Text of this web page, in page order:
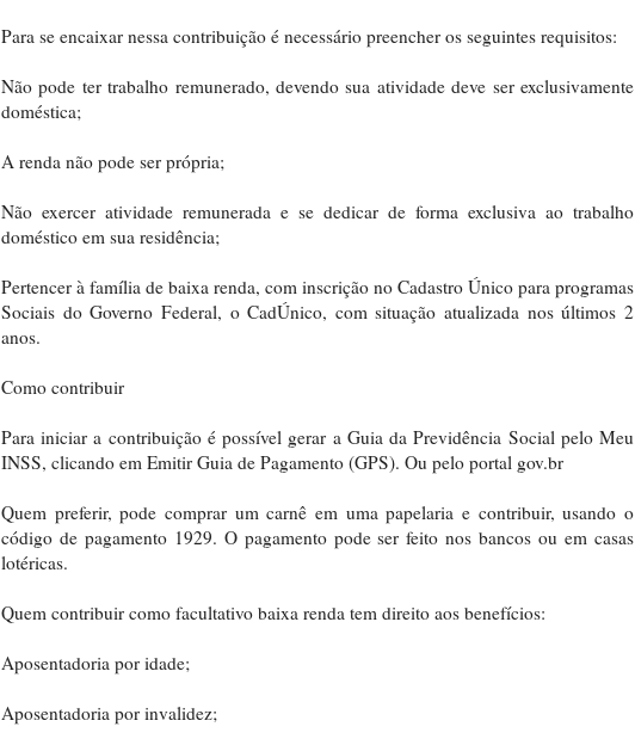
Para se encaixar nessa contribuição é necessário preencher os seguintes requisitos:
Não pode ter trabalho remunerado, devendo sua atividade deve ser exclusivamente
doméstica;
A renda não pode ser própria;
Não exercer atividade remunerada e se dedicar de forma exclusiva ao trabalho
doméstico em sua residência;
Pertencer à família de baixa renda, com inscrição no Cadastro Único para programas
Sociais do Governo Federal, o CadÚnico, com situação atualizada nos últimos 2
anos.
Como contribuir
Para iniciar a contribuição é possível gerar a Guia da Previdência Social pelo Meu
INSS, clicando em Emitir Guia de Pagamento (GPS). Ou pelo portal gov.br
Quem preferir, pode comprar um carnê em uma papelaria e contribuir, usando o
código de pagamento 1929. O pagamento pode ser feito nos bancos ou em casas
lotéricas.
Quem contribuir como facultativo baixa renda tem direito aos benefícios:
Aposentadoria por idade;
Aposentadoria por invalidez;